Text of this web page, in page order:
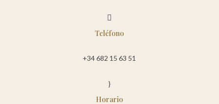

Teléfono
+34 682 15 63 51
}
Horario